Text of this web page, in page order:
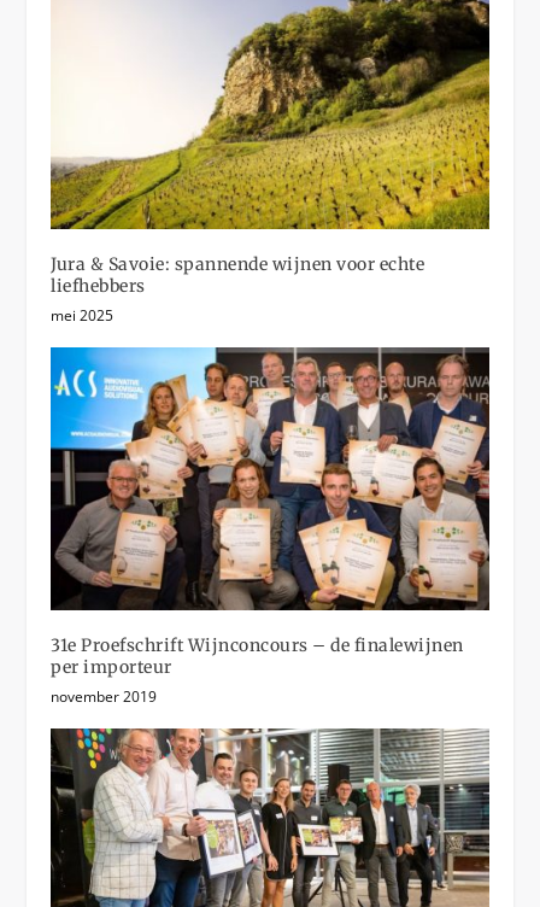
Jura & Savoie: spannende wijnen voor echte
liefhebbers
mei 2025
31e Proefschrift Wijnconcours – de finalewijnen
per importeur
november 2019